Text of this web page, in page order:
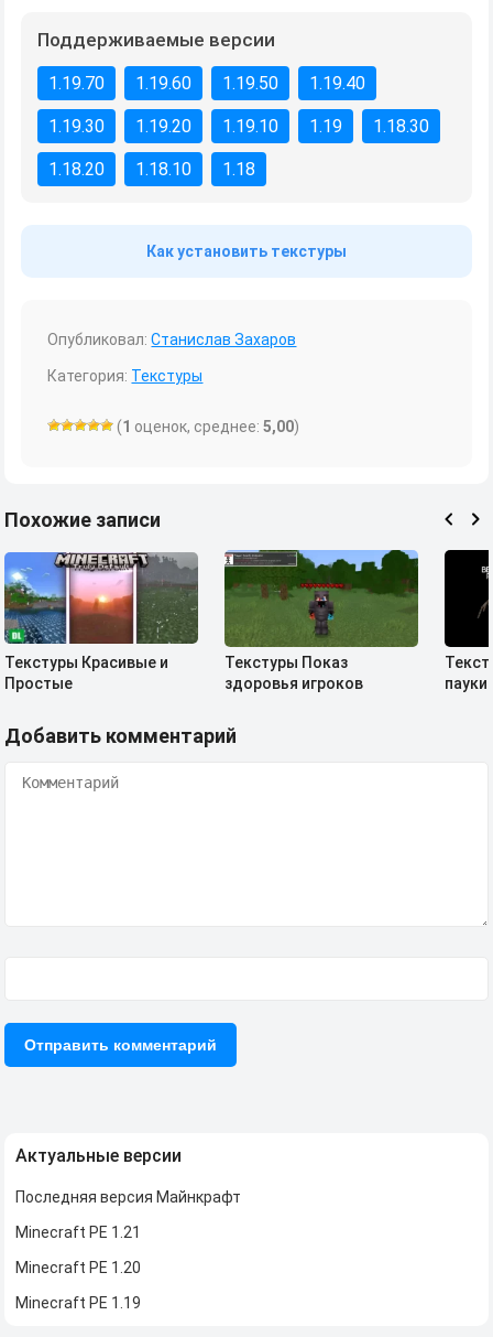
Поддерживаемые версии
1.19.70 1.19.60 1.19.50 1.19.40
1.19.30 1.19.20 1.19.10 1.19 1.18.30
1.18.20 1.18.10 1.18
Как установить текстуры
Опубликовал:Станислав Захаров
Категория: Текстуры
(1 оценок, среднее:5,00)
Похожие записи
Текстуры Красивые и
Простые
Текстуры Показ
здоровья игроков
пауки
Добавить комментарий
Актуальные версии
Последняя версия Майнкрафт
Minecraft PE 1.21
Minecraft PE 1.20
Minecraft PE 1.19